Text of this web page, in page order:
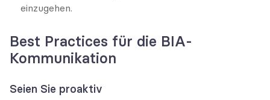
einzugehen.
Best Practices für die BIA-
Kommunikation
Seien Sie proaktiv